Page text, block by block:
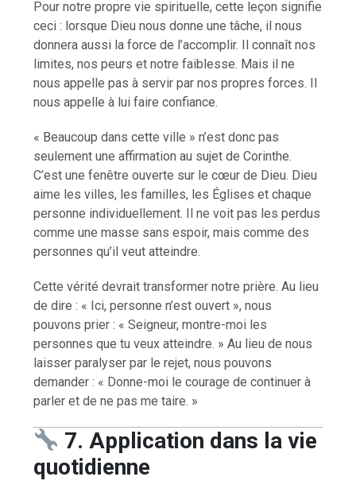
Pour notre propre vie spirituelle, cette leçon signifie
ceci : lorsque Dieu nous donne une tâche, il nous
donnera aussi la force de l’accomplir. Il connaît nos
limites, nos peurs et notre faiblesse. Mais il ne
nous appelle pas à servir par nos propres forces. Il
nous appelle à lui faire confiance.
« Beaucoup dans cette ville » n’est donc pas
seulement une affirmation au sujet de Corinthe.
C’est une fenêtre ouverte sur le cœur de Dieu. Dieu
aime les villes, les familles, les Églises et chaque
personne individuellement. Il ne voit pas les perdus
comme une masse sans espoir, mais comme des
personnes qu’il veut atteindre.
Cette vérité devrait transformer notre prière. Au lieu
de dire : « Ici, personne n’est ouvert », nous
pouvons prier : « Seigneur, montre-moi les
personnes que tu veux atteindre. » Au lieu de nous
laisser paralyser par le rejet, nous pouvons
demander : « Donne-moi le courage de continuer à
parler et de ne pas me taire. »
7. Application dans la vie
quotidienne